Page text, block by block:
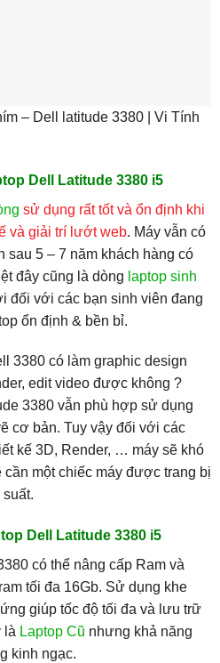
– Dell latitude 3380 | Vi Tính
Dell Latitude 3380 i5
sử dụng rất tốt và ổn định khi
và giải trí lướt web. Máy vẫn có
sau 5 – 7 năm khách hàng có
đây cũng là dòng laptop sinh
đối với các bạn sinh viên đang
ổn định & bền bỉ.
3380 có làm graphic design
edit video được không ?
3380 vẫn phù hợp sử dụng
cơ bản. Tuy vậy đối với các
kế 3D, Render, … máy sẽ khó
một chiếc máy được trang bị
Dell Latitude 3380 i5
có thể nâng cấp Ram và
tối đa 16Gb. Sử dụng khe
giúp tốc độ tối đa và lưu trữ
là Laptop Cũ nhưng khả năng
kinh ngạc.